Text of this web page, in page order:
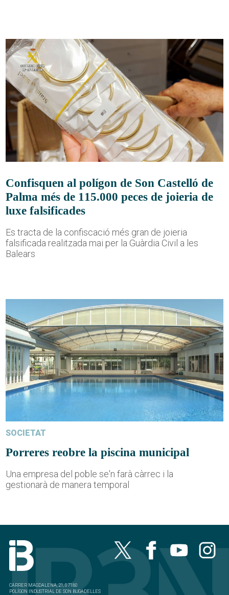
Confisquen al polígon de Son Castelló de
Palma més de 115.000 peces de joieria de
luxe falsificades
Es tracta de la confiscació més gran de joieria
falsificada realitzada mai per la Guàrdia Civil a les
Balears
SOCIETAT
Porreres reobre la piscina municipal
Una empresa del poble se'n farà càrrec i la
gestionarà de manera temporal
CARRER MAGDALENA, 21, 07180
POLÍGON INDUSTRIAL DE SON BUGADELLES